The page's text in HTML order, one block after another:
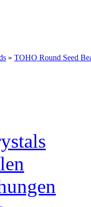
» TOHO Round Seed